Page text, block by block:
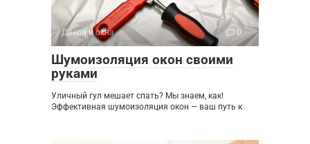
Двери и окна 0
Шумоизоляция окон своими
руками
Уличный гул мешает спать? Мы знаем, как!
Эффективная шумоизоляция окон — ваш путь к